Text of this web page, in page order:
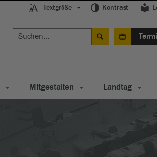
Textgröße Kontrast
Mitgestalten Landtag